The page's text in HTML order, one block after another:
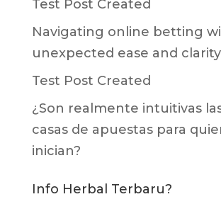
Test Post Created
Navigating online betting
unexpected ease and clarity
Test Post Created
¿Son realmente intuitivas
casas de apuestas para
inician?
Info Herbal Terbaru?